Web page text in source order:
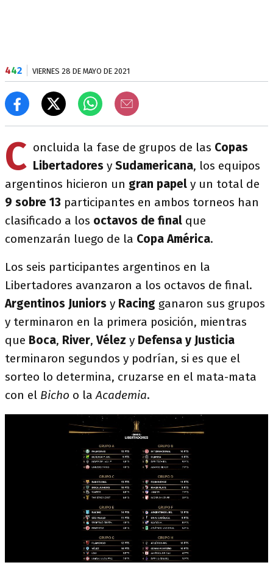
442 VIERNES 28 DE MAYO DE 2021
C oncluida la fase de grupos de las Copas
Libertadores y Sudamericana, los equipos
argentinos hicieron un gran papel y un total de
9 sobre 13 participantes en ambos torneos han
clasificado a los octavos de final que
comenzarán luego de la Copa América.
Los seis participantes argentinos en la
Libertadores avanzaron a los octavos de final.
Argentinos Juniors y Racing ganaron sus grupos
y terminaron en la primera posición, mientras
que Boca, River,Vélez y Defensa y Justicia
terminaron segundos y podrían, si es que el
sorteo lo determina, cruzarse en el mata-mata
con el Bicho o laAcademia.